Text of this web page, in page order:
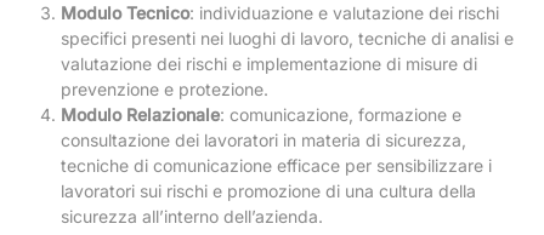
Modulo Tecnico: individuazione e valutazione dei rischi
specifici presenti nei luoghi di lavoro, tecniche di analisi e
valutazione dei rischi e implementazione di misure di
prevenzione e protezione.
Modulo Relazionale: comunicazione, formazione e
consultazione dei lavoratori in materia di sicurezza,
tecniche di comunicazione efficace per sensibilizzare i
lavoratori sui rischi e promozione di una cultura della
sicurezza all’interno dell’azienda.